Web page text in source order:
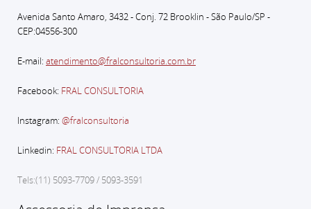
Avenida Santo Amaro, 3432 - Conj. 72 Brooklin - São Paulo/SP -
CEP:04556-300
E-mail: atendimento@fralconsultoria.com.br
Facebook: FRAL CONSULTORIA
Instagram: @fralconsultoria
Linkedin: FRAL CONSULTORIA LTDA
Tels:(11) 5093-7709 / 5093-3591